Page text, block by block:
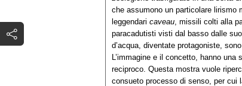
che assumono un particolare lirismo
leggendari caveau , missili colti alla
paracadutisti visti dal basso dalle
d’acqua, diventate protagoniste,
L’immagine e il concetto, hanno
reciproco. Questa mostra vuole
consueto processo di senso, per cui